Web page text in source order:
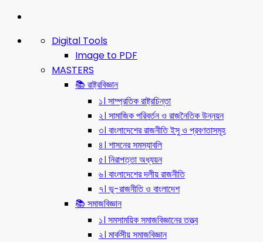
Digital Tools
Image to PDF
MASTERS
📚 রাষ্ট্রবিজ্ঞান
১। সাম্প্রতিক রাষ্ট্রচিন্তা
২। সামাজিক পরিবর্তন ও রাজনৈতিক উন্নয়ন
৩। বাংলাদেশের রাজনীতি ইসু ও প্রবণতাসমূহ
৪। শাসনের সমস্যাবলি
৫। নিরাপত্তা অধ্যয়ন
৬। বাংলাদেশের দলীয় রাজনীতি
৭। ভূ-রাজনীতি ও বাংলাদেশ
📚 সমাজবিজ্ঞান
১। সমসাময়িক সমাজবিজ্ঞানের তত্ত্ব
২। মার্কসীয় সমাজবিজ্ঞান